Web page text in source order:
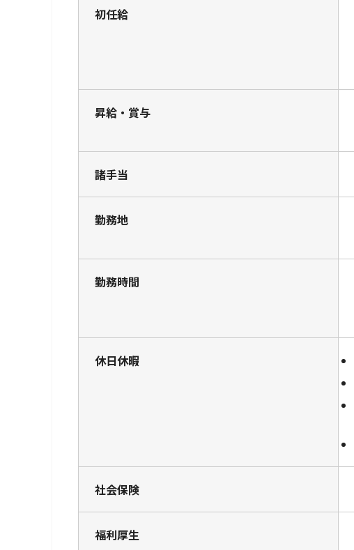
初任給
昇給・賞与
諸手当
勤務地
勤務時間
休日休暇
社会保険
福利厚生